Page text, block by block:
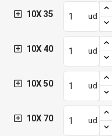
10X 35 ud
10X 40 ud
10X 50 ud
10X 70 ud